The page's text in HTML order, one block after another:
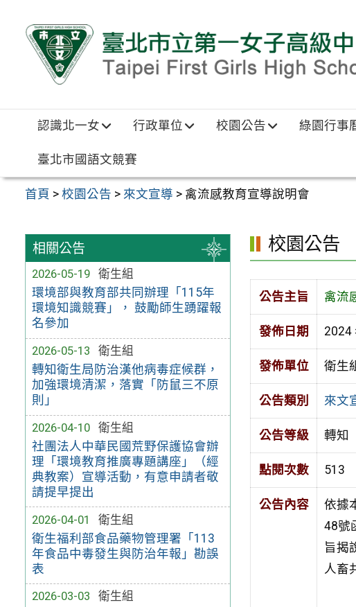
認識北一女 行政單位 校園公告 綠園行事
臺北市國語文競賽
首頁 >校園公告 > 來文宣導 > 禽流感教育宣導說明會
相關公告
2026-05-19
衛生組
環境部與教育部共同辦理「115年
環境知識競賽」， 鼓勵師生踴躍報
名參加
2026-05-13
衛生組
轉知衛生局防治漢他病毒症候群，
加強環境清潔，落實「防鼠三不原
則」
2026-04-10
衛生組
社團法人中華民國荒野保護協會辦
理「環境教育推廣專題講座」（經
典教案）宣導活動，有意申請者敬
請提早提出
2026-04-01
衛生組
衛生福利部食品藥物管理署「113
年食品中毒發生與防治年報」勘誤
表
2026-03-03
衛生組
校園公告
公告主旨 禽流
發佈日期 2024
發佈單位 衛生
公告類別 來文
公告等級 轉知
點閱次數 513
公告內容
依據
48號
旨揭
人畜